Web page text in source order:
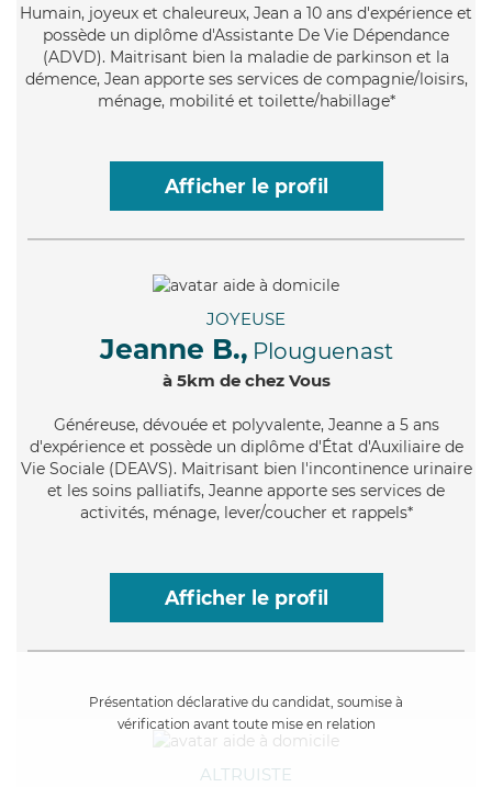
Humain, joyeux et chaleureux, Jean a 10 ans d'expérience et
possède un diplôme d'Assistante De Vie Dépendance
(ADVD). Maitrisant bien la maladie de parkinson et la
démence, Jean apporte ses services de compagnie/loisirs,
ménage, mobilité et toilette/habillage*
Afficher le profil
JOYEUSE
Jeanne B., Plouguenast
à 5km de chez Vous
Généreuse, dévouée et polyvalente, Jeanne a 5 ans
d'expérience et possède un diplôme d'État d'Auxiliaire de
Vie Sociale (DEAVS). Maitrisant bien l'incontinence urinaire
et les soins palliatifs, Jeanne apporte ses services de
activités, ménage, lever/coucher et rappels*
Afficher le profil
Présentation déclarative du candidat, soumise à
vérification avant toute mise en relation
ALTRUISTE